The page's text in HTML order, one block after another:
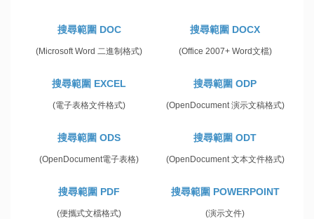
搜尋範圍 DOC
(Microsoft Word 二進制格式)
搜尋範圍 DOCX
(Office 2007+ Word文檔)
搜尋範圍 EXCEL
(電子表格文件格式)
搜尋範圍 ODP
(OpenDocument 演示文稿格式)
搜尋範圍 ODS
(OpenDocument電子表格)
搜尋範圍 ODT
(OpenDocument 文本文件格式)
搜尋範圍 PDF
(便攜式文檔格式)
搜尋範圍 POWERPOINT
(演示文件)